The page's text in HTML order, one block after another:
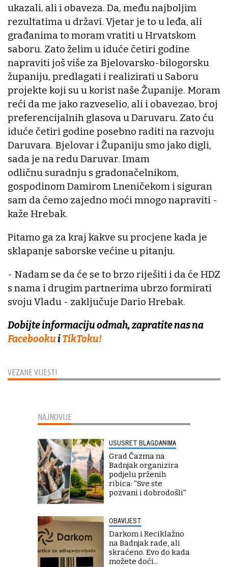
VEZANE VIJESTI
ukazali, ali i obaveza. Da, među najboljim
rezultatima u državi. Vjetar je to u leđa, ali
građanima to moram vratiti u Hrvatskom
saboru. Zato želim u iduće četiri godine
napraviti još više za Bjelovarsko-bilogorsku
županiju, predlagati i realizirati u Saboru
projekte koji su u korist naše Županije. Moram
reći da me jako razveselio, ali i obavezao, broj
preferencijalnih glasova u Daruvaru. Zato ću
iduće četiri godine posebno raditi na razvoju
Daruvara. Bjelovar i Županiju smo jako digli,
sada je na redu Daruvar. Imam
odličnu suradnju s gradonačelnikom,
gospodinom Damirom Lneničekom i siguran
sam da ćemo zajedno moći mnogo napraviti -
kaže Hrebak.
Pitamo ga za kraj kakve su procjene kada je
sklapanje saborske većine u pitanju.
- Nadam se da će se to brzo riješiti i da će HDZ
s nama i drugim partnerima ubrzo formirati
svoju Vladu - zaključuje Dario Hrebak.
Dobijte informaciju odmah, zapratite nas na
FacebookuiTikToku!
NAJNOVIJE
USUSRET BLAGDANIMA
Grad Čazma na
Badnjak organizira
podjelu prženih
ribica: ''Sve ste
pozvani i dobrodošli''
OBAVIJEST
Darkom i Reciklažno
na Badnjak rade, ali
skraćeno. Evo do kada
možete doći...